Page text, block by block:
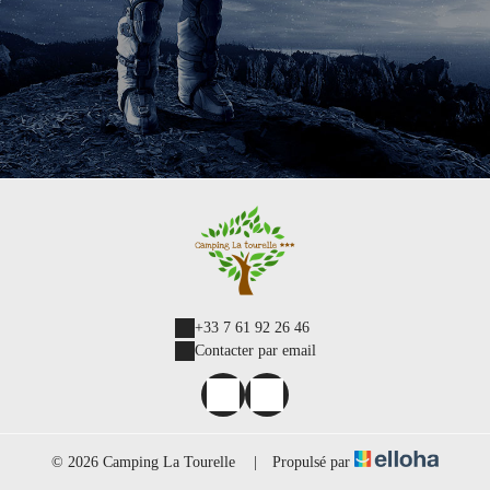
+33 7 61 92 26 46
Contacter par email
© 2026 Camping La Tourelle Propulsé par